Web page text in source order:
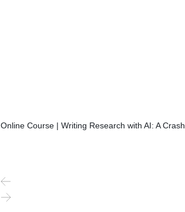
Online Course | Writing Research with AI: A